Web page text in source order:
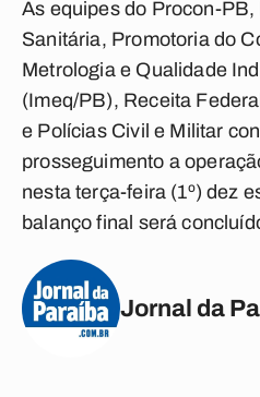
As equipes do Procon-
Sanitária, Promotoria do
Metrologia e Qualidade
(Imeq/PB), Receita
e Polícias Civil e Militar
prosseguimento a
nesta terça-feira (1º) dez
balanço final será
Jornal da